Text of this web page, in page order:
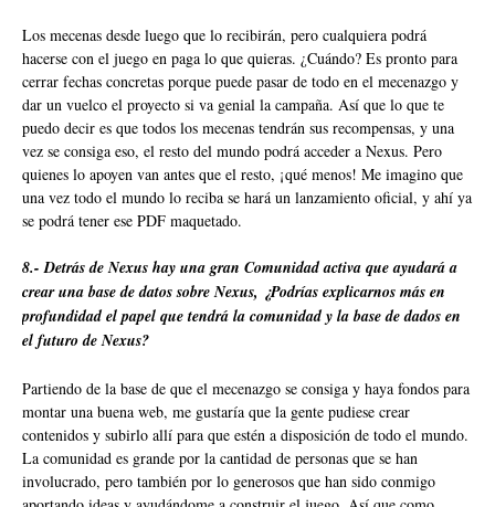
Los mecenas desde luego que lo recibirán, pero cualquiera podrá
hacerse con el juego en paga lo que quieras. ¿Cuándo? Es pronto para
cerrar fechas concretas porque puede pasar de todo en el mecenazgo y
dar un vuelco el proyecto si va genial la campaña. Así que lo que te
puedo decir es que todos los mecenas tendrán sus recompensas, y una
vez se consiga eso, el resto del mundo podrá acceder a Nexus. Pero
quienes lo apoyen van antes que el resto, ¡qué menos! Me imagino que
una vez todo el mundo lo reciba se hará un lanzamiento oficial, y ahí ya
se podrá tener ese PDF maquetado.
8.- Detrás de Nexus hay una gran Comunidad activa que ayudará a
crear una base de datos sobre Nexus, ¿Podrías explicarnos más en
profundidad el papel que tendrá la comunidad y la base de dados en
el futuro de Nexus?
Partiendo de la base de que el mecenazgo se consiga y haya fondos para
montar una buena web, me gustaría que la gente pudiese crear
contenidos y subirlo allí para que estén a disposición de todo el mundo.
La comunidad es grande por la cantidad de personas que se han
involucrado, pero también por lo generosos que han sido conmigo